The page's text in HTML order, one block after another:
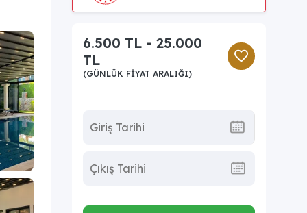
6.500 TL - 25.000
TL
(GÜNLÜK FIYAT ARALIĞI)